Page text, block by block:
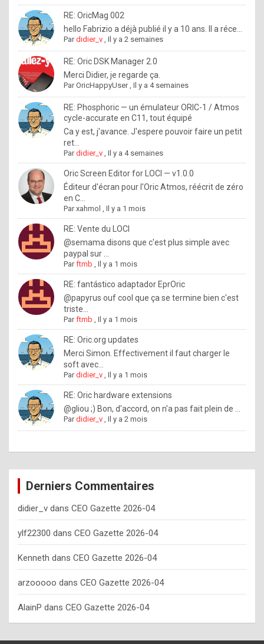
o
l
e
x
.
I
f
y
o
u
w
a
n
t
o
n
o
w
h
o
w
o
e
y
o
u
s
h
o
RE: OricMag 002
hello Fabrizio a déjà publié il y a 10 ans. Il a réce...
Pardidier_v ,Il y a 2 semaines
RE: Oric DSK Manager 2.0
Merci Didier, je regarde ça.
ParOricHappyUser,Il y a 4 semaines
RE: Phosphoric — un émulateur ORIC-1 / Atmos
cycle-accurate en C11, tout équipé
Ca y est, j'avance. J'espere pouvoir faire un petit
ret...
Pardidier_v ,Il y a 4 semaines
Oric Screen Editor for LOCI — v1.0.0
Éditeur d'écran pour l'Oric Atmos, réécrit de zéro
en C...
Parxahmol ,Il y a 1 mois
RE: Vente du LOCI
@semama disons que c'est plus simple avec
paypal sur ...
Parftmb ,Il y a 1 mois
RE: fantástico adaptador EprOric
@papyrus ouf cool que ça se termine bien c'est
triste...
Parftmb ,Il y a 1 mois
RE: Oric.org updates
Merci Simon. Effectivement il faut charger le
soft avec...
Pardidier_v ,Il y a 1 mois
RE: Oric hardware extensions
@gliou ;) Bon, d'accord, on n'a pas fait plein de ...
Pardidier_v ,Il y a 2 mois
Derniers Commentaires
didier_v dans CEO Gazette 2026-04
ylf22300 dans CEO Gazette 2026-04
Kenneth dans CEO Gazette 2026-04
arzooooo dans CEO Gazette 2026-04
AlainP dans CEO Gazette 2026-04